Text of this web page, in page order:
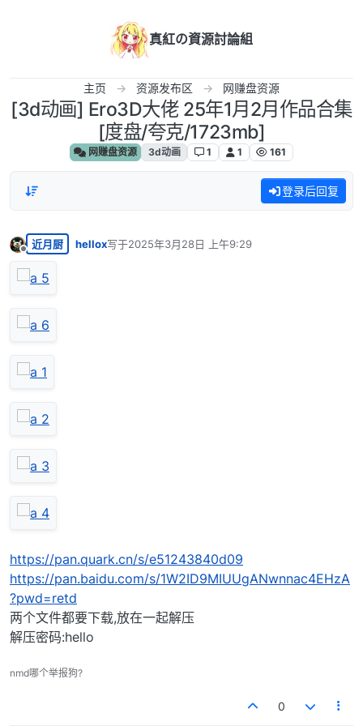
真紅の資源討論組
主页 资源发布区 网赚盘资源
[3d动画] Ero3D大佬 25年1月2月作品合集
[度盘/夸克/1723mb]
网赚盘资源 3d动画 1 1 161
登录后回复
离线
近月厨 hellox写于2025年3月28日 上午9:29
最后由 编辑
https://pan.quark.cn/s/e51243840d09
https://pan.baidu.com/s/1W2ID9MIUUgANwnnac4EHzA
?pwd=retd
两个文件都要下载,放在一起解压
解压密码:hello
nmd哪个举报狗?
0